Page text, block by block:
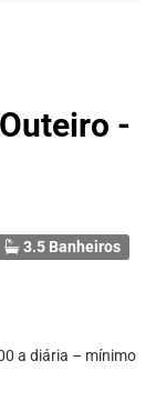
-
3.5 Banheiros
a diária – mínimo